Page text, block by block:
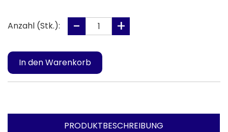
Anzahl (Stk.):
PRODUKTBESCHREIBUNG